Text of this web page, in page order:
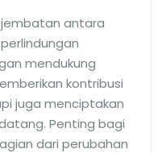
antara
mendukung
kontribusi
juga menciptakan
Penting bagi
dari perubahan